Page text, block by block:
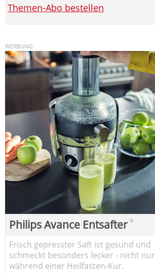
Themen-Abo bestellen
Philips Avance Entsafter*
Frisch gepresster Saft ist gesund und
schmeckt besonders lecker - nicht nur
während einer Heilfasten-Kur.